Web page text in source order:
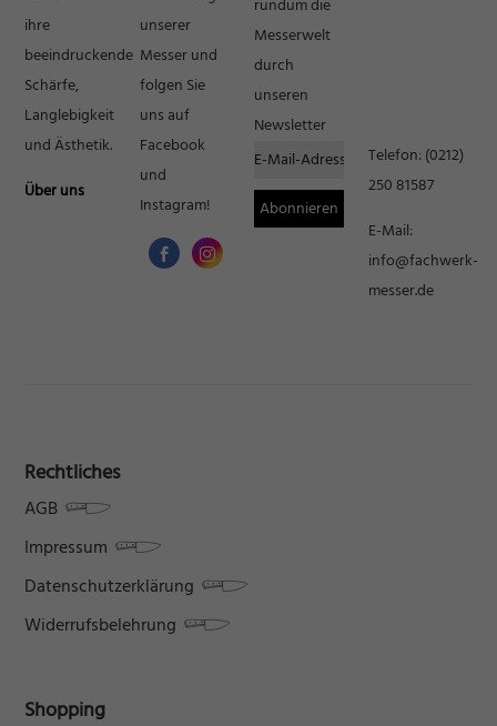
ihre
beeindruckende
Schärfe,
Langlebigkeit
und Ästhetik.
Über uns
unserer
Messer und
folgen Sie
uns auf
Facebook
und
Instagram!
rundum die
Messerwelt
durch
unseren
Newsletter
Telefon: (0212)
250 81587
E-Mail:
info@fachwerk-
messer.de
Rechtliches
AGB
Impressum
Datenschutzerklärung
Widerrufsbelehrung
Shopping